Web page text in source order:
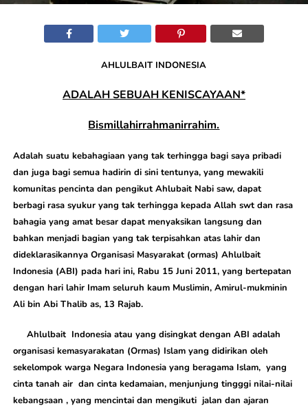
AHLULBAIT INDONESIA
ADALAH SEBUAH KENISCAYAAN*
Bismillahirrahmanirrahim.
Adalah suatu kebahagiaan yang tak terhingga bagi saya pribadi
dan juga bagi semua hadirin di sini tentunya, yang mewakili
komunitas pencinta dan pengikut Ahlubait Nabi saw, dapat
berbagi rasa syukur yang tak terhingga kepada Allah swt dan rasa
bahagia yang amat besar dapat menyaksikan langsung dan
bahkan menjadi bagian yang tak terpisahkan atas lahir dan
dideklarasikannya Organisasi Masyarakat (ormas) Ahlulbait
Indonesia (ABI) pada hari ini, Rabu 15 Juni 2011, yang bertepatan
dengan hari lahir Imam seluruh kaum Muslimin, Amirul-mukminin
Ali bin Abi Thalib as, 13 Rajab.
Ahlulbait Indonesia atau yang disingkat dengan ABI adalah
organisasi kemasyarakatan (Ormas) Islam yang didirikan oleh
sekelompok warga Negara Indonesia yang beragama Islam, yang
cinta tanah air dan cinta kedamaian, menjunjung tingggi nilai-nilai
kebangsaan , yang mencintai dan mengikuti jalan dan ajaran